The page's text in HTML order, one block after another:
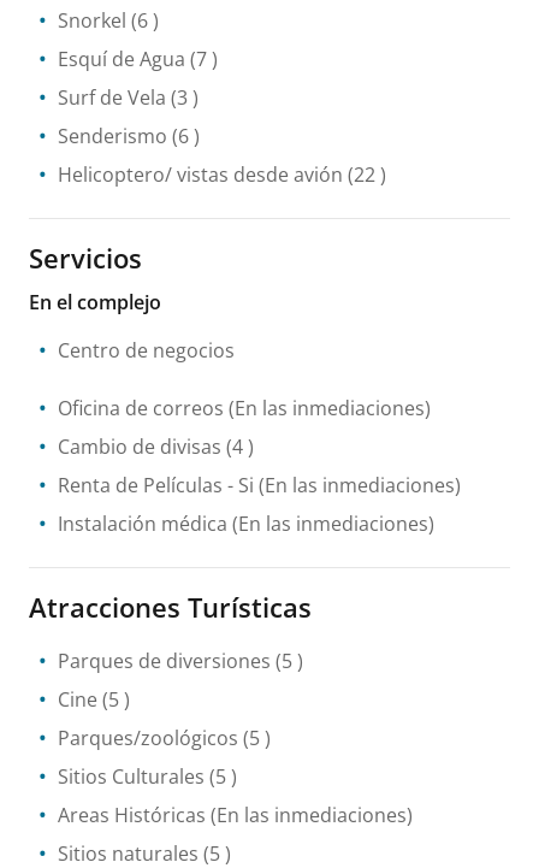
Snorkel (6 )
Esquí de Agua (7 )
Surf de Vela (3 )
Senderismo (6 )
Helicoptero/ vistas desde avión (22 )
Servicios
En el complejo
Centro de negocios
Oficina de correos (En las inmediaciones)
Cambio de divisas (4 )
Renta de Películas - Si (En las inmediaciones)
Instalación médica (En las inmediaciones)
Atracciones Turísticas
Parques de diversiones (5 )
Cine (5 )
Parques/zoológicos (5 )
Sitios Culturales (5 )
Areas Históricas (En las inmediaciones)
Sitios naturales (5 )